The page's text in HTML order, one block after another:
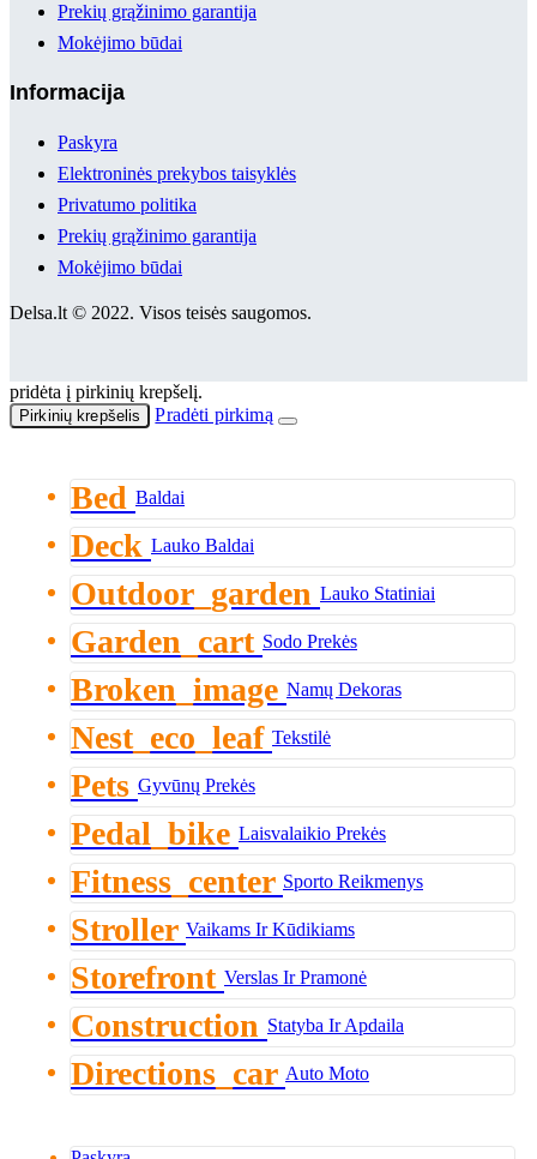
Prekių grąžinimo garantija
Mokėjimo būdai
Informacija
Paskyra
Elektroninės prekybos taisyklės
Privatumo politika
Prekių grąžinimo garantija
Mokėjimo būdai
Delsa.lt © 2022. Visos teisės saugomos.
pridėta į pirkinių krepšelį.
Pirkinių krepšelis Pradėti pirkimą
Bed Baldai
Deck Lauko Baldai
Outdoor_garden Lauko Statiniai
Garden_cart Sodo Prekės
Broken_image Namų Dekoras
Nest_eco_leaf Tekstilė
Pets Gyvūnų Prekės
Pedal_bike Laisvalaikio Prekės
Fitness_center Sporto Reikmenys
Stroller Vaikams Ir Kūdikiams
Storefront Verslas Ir Pramonė
Construction Statyba Ir Apdaila
Directions_car Auto Moto